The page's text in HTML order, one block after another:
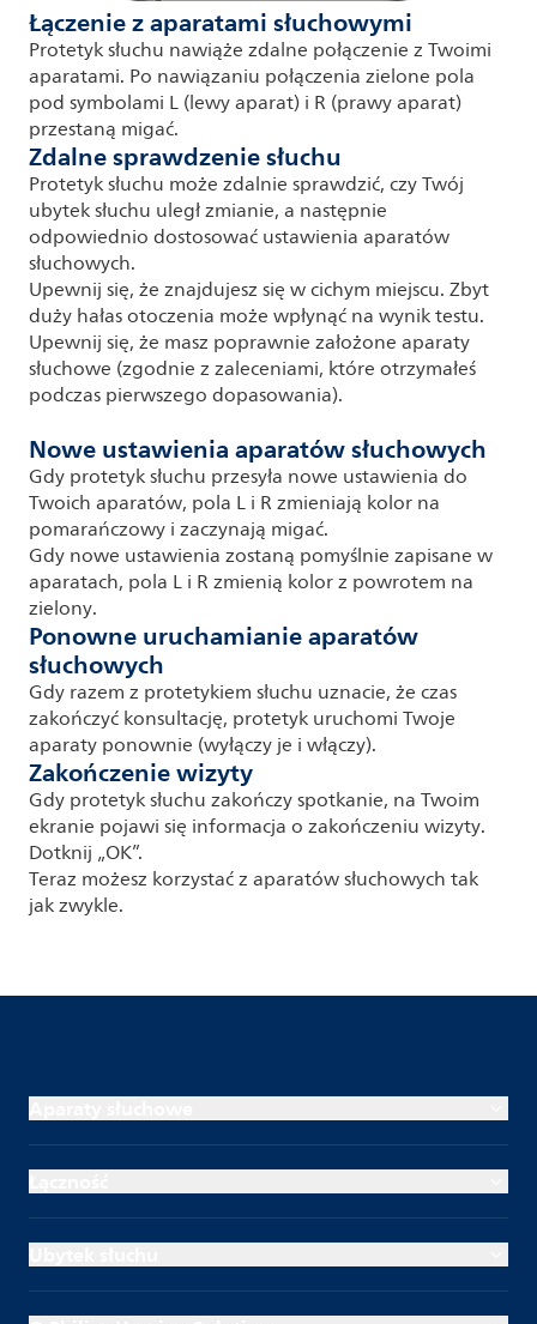
Łączenie z aparatami słuchowymi
Protetyk słuchu nawiąże zdalne połączenie z Twoimi
aparatami. Po nawiązaniu połączenia zielone pola
pod symbolami L (lewy aparat) i R (prawy aparat)
przestaną migać.
Zdalne sprawdzenie słuchu
Protetyk słuchu może zdalnie sprawdzić, czy Twój
ubytek słuchu uległ zmianie, a następnie
odpowiednio dostosować ustawienia aparatów
słuchowych.
Upewnij się, że znajdujesz się w cichym miejscu. Zbyt
duży hałas otoczenia może wpłynąć na wynik testu.
Upewnij się, że masz poprawnie założone aparaty
słuchowe (zgodnie z zaleceniami, które otrzymałeś
podczas pierwszego dopasowania).
Nowe ustawienia aparatów słuchowych
Gdy protetyk słuchu przesyła nowe ustawienia do
Twoich aparatów, pola L i R zmieniają kolor na
pomarańczowy i zaczynają migać.
Gdy nowe ustawienia zostaną pomyślnie zapisane w
aparatach, pola L i R zmienią kolor z powrotem na
zielony.
Ponowne uruchamianie aparatów
słuchowych
Gdy razem z protetykiem słuchu uznacie, że czas
zakończyć konsultację, protetyk uruchomi Twoje
aparaty ponownie (wyłączy je i włączy).
Zakończenie wizyty
Gdy protetyk słuchu zakończy spotkanie, na Twoim
ekranie pojawi się informacja o zakończeniu wizyty.
Dotknij „OK”.
Teraz możesz korzystać z aparatów słuchowych tak
jak zwykle.